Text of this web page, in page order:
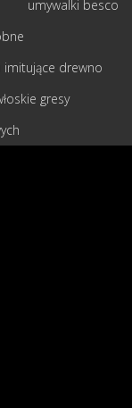
umywalki besco
imitujące drewno
gresy